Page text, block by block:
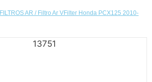
FILTROS AR / Filtro Ar VFilter Honda PCX125 2010-